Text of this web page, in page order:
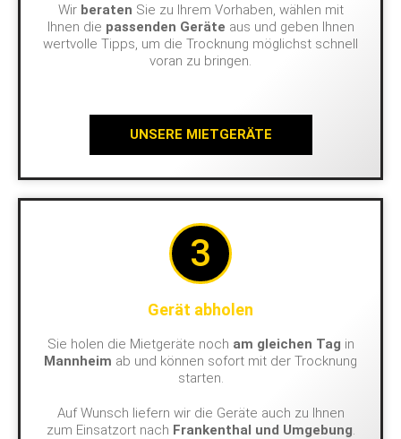
Wir beraten Sie zu Ihrem Vorhaben, wählen mit
Ihnen die passenden Geräte aus und geben Ihnen
wertvolle Tipps, um die Trocknung möglichst schnell
voran zu bringen.
UNSERE MIETGERÄTE
3
Gerät abholen
Sie holen die Mietgeräte noch am gleichen Tag in
Mannheim ab und können sofort mit der Trocknung
starten.
Auf Wunsch liefern wir die Geräte auch zu Ihnen
zum Einsatzort nach Frankenthal und Umgebung.